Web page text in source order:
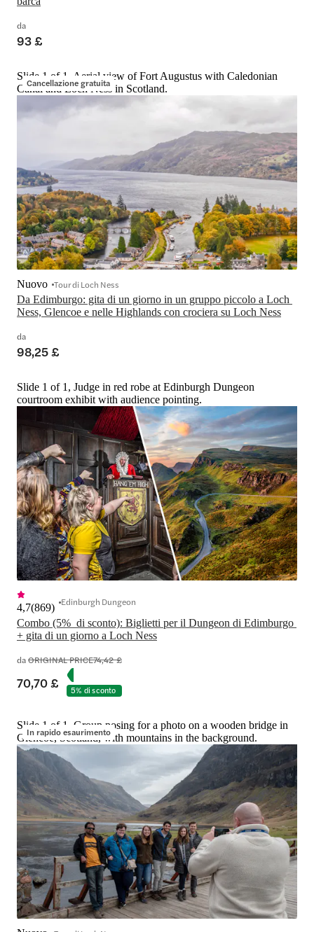
da
93 £
Cancellazione gratuita
Slide 1 of 1, Aerial view of Fort Augustus with Caledonian
Canal and Loch Ness in Scotland.
Da Edimburgo: gita di un giorno in un gruppo piccolo a Loch
Ness, Glencoe e nelle Highlands con crociera su Loch Ness
Nuovo Tour di Loch Ness
da
98,25 £
Slide 1 of 1, Judge in red robe at Edinburgh Dungeon
courtroom exhibit with audience pointing.
Combo (5%  di sconto): Biglietti per il Dungeon di Edimburgo
+ gita di un giorno a Loch Ness
4,7(869) Edinburgh Dungeon
daORIGINAL PRICE74,42 £
70,70 £ 5% di sconto
In rapido esaurimento
Slide 1 of 1, Group posing for a photo on a wooden bridge in
Glencoe, Scotland, with mountains in the background.